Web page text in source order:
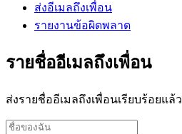
ส่งอีเมลถึงเพื่อน
รายงานข้อผิดพลาด
รายชื่ออีเมลถึงเพื่อน
ส่งรายชื่ออีเมลถึงเพื่อนเรียบร้อยแล้ว